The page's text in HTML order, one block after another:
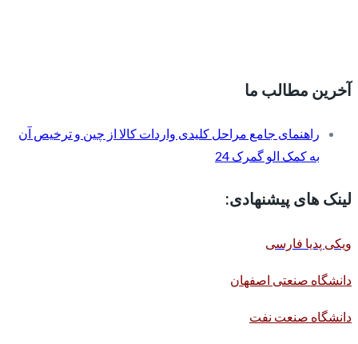
آخرین مطالب ما
راهنمای جامع مراحل کلیدی واردات کالا از چین و ترخیص آن
به کمک الو گمرک 24
لینک های پیشنهادی:
ویکی پدیا فارسی
دانشگاه صنعتی اصفهان
دانشگاه صنعت نفت